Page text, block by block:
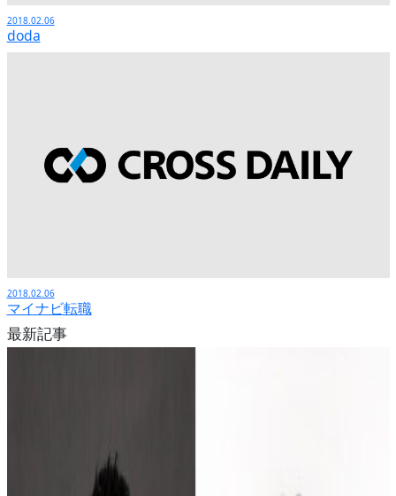
2018.02.06
doda
2018.02.06
マイナビ転職
最新記事